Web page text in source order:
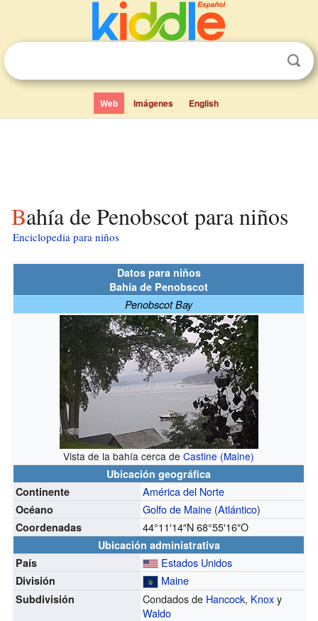
Web Imágenes English
Bahía de Penobscot para niños
Enciclopedia para niños
Datos para niños
Bahía de Penobscot
Penobscot Bay
Vista de la bahía cerca deCastine (Maine)
Ubicación geográfica
Continente
América del Norte
Océano Golfo de Maine (Atlántico)
Coordenadas 44°11′14″N68°55′16″O
Ubicación administrativa
País
Estados Unidos
División Maine
Subdivisión Condados de Hancock, Knoxy
Waldo